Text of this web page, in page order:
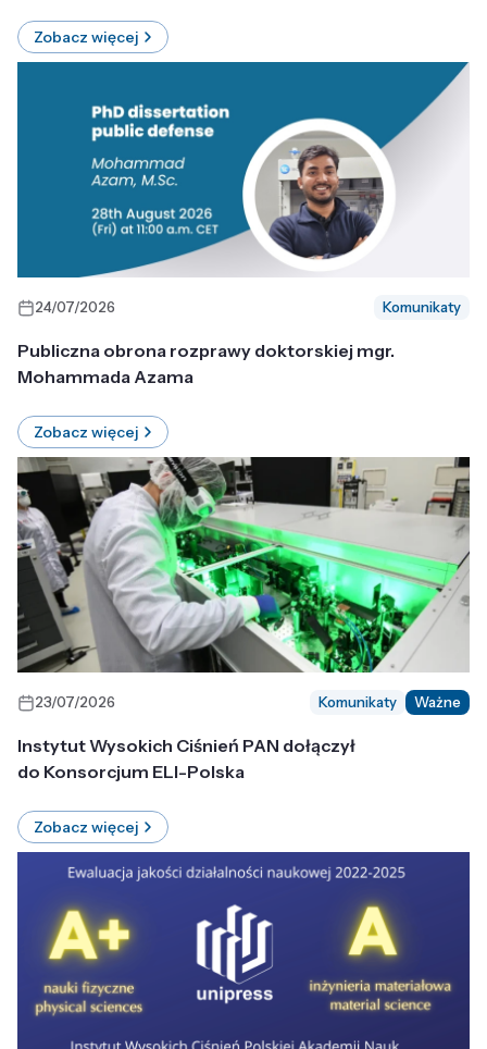
Zobacz więcej
24/07/2026 Komunikaty
Publiczna obrona rozprawy doktorskiej mgr.
Mohammada Azama
Zobacz więcej
23/07/2026 Komunikaty Ważne
Instytut Wysokich Ciśnień PAN dołączył
do Konsorcjum ELI-Polska
Zobacz więcej